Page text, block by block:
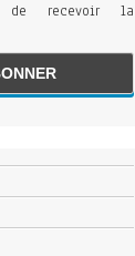
de recevoir la